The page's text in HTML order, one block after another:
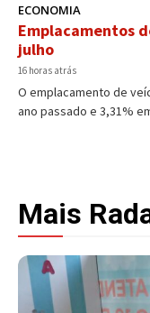
ECONOMIA
Emplacamentos
julho
16 horas atrás
O emplacamento de
ano passado e 3,31%
Mais